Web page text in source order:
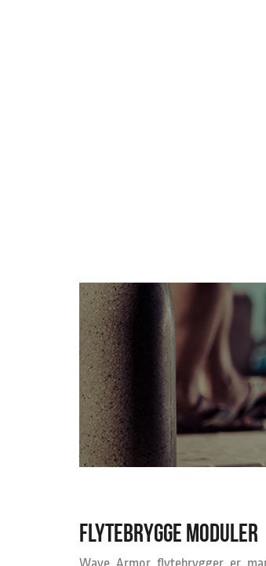
FLYTEBRYGGE MODULER